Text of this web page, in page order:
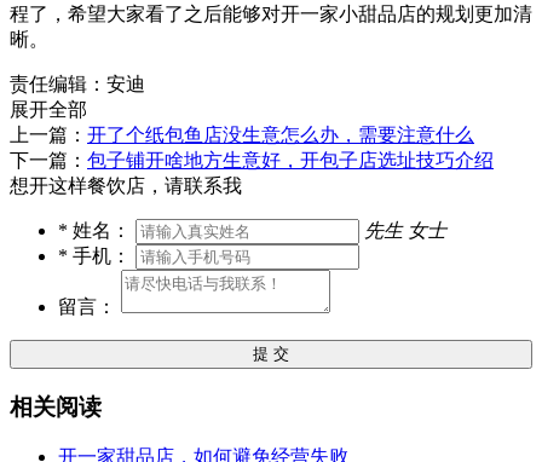
程了，希望大家看了之后能够对开一家小甜品店的规划更加清
晰。
责任编辑：安迪
展开全部
上一篇： 开了个纸包鱼店没生意怎么办，需要注意什么
下一篇： 包子铺开啥地方生意好，开包子店选址技巧介绍
想开这样餐饮店，请联系我
* 姓名： 先生 女士
* 手机：
留言：
提 交
相关阅读
开一家甜品店，如何避免经营失败